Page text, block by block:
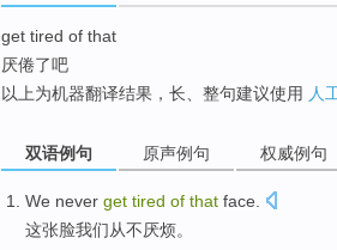
get tired of that
厌倦了吧
以上为机器翻译结果，长、整句建议使用 人
双语例句 原声例句 权威例句
We never get tired of that face
这张脸我们从不厌烦。